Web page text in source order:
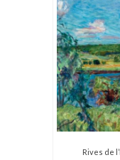
Rives de